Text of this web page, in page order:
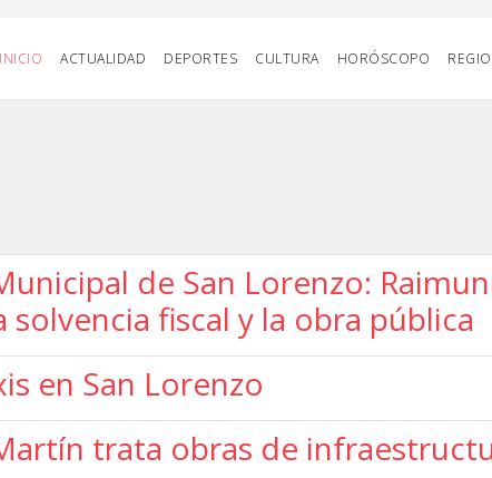
INICIO ACTUALIDAD DEPORTES CULTURA HORÓSCOPO
de San Lorenzo:
fiscal y la obra pública
en San Lorenzo
trata obras de